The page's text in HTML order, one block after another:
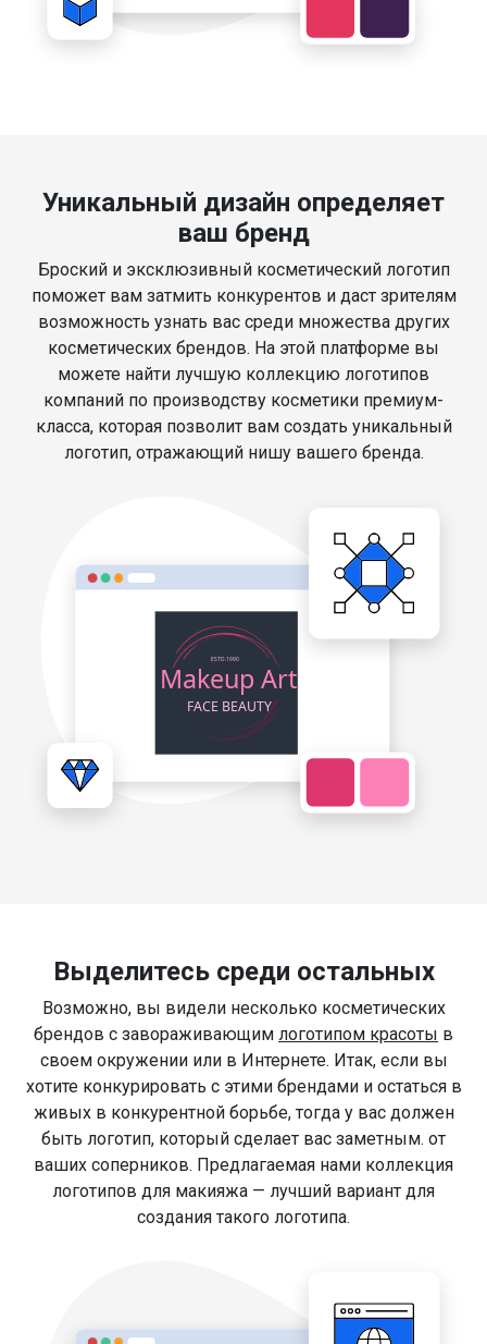
Уникальный дизайн определяет
ваш бренд
Броский и эксклюзивный косметический логотип
поможет вам затмить конкурентов и даст зрителям
возможность узнать вас среди множества других
косметических брендов. На этой платформе вы
можете найти лучшую коллекцию логотипов
компаний по производству косметики премиум-
класса, которая позволит вам создать уникальный
логотип, отражающий нишу вашего бренда.
Выделитесь среди остальных
Возможно, вы видели несколько косметических
брендов с завораживающим логотипом красоты в
своем окружении или в Интернете. Итак, если вы
хотите конкурировать с этими брендами и остаться в
живых в конкурентной борьбе, тогда у вас должен
быть логотип, который сделает вас заметным. от
ваших соперников. Предлагаемая нами коллекция
логотипов для макияжа — лучший вариант для
создания такого логотипа.